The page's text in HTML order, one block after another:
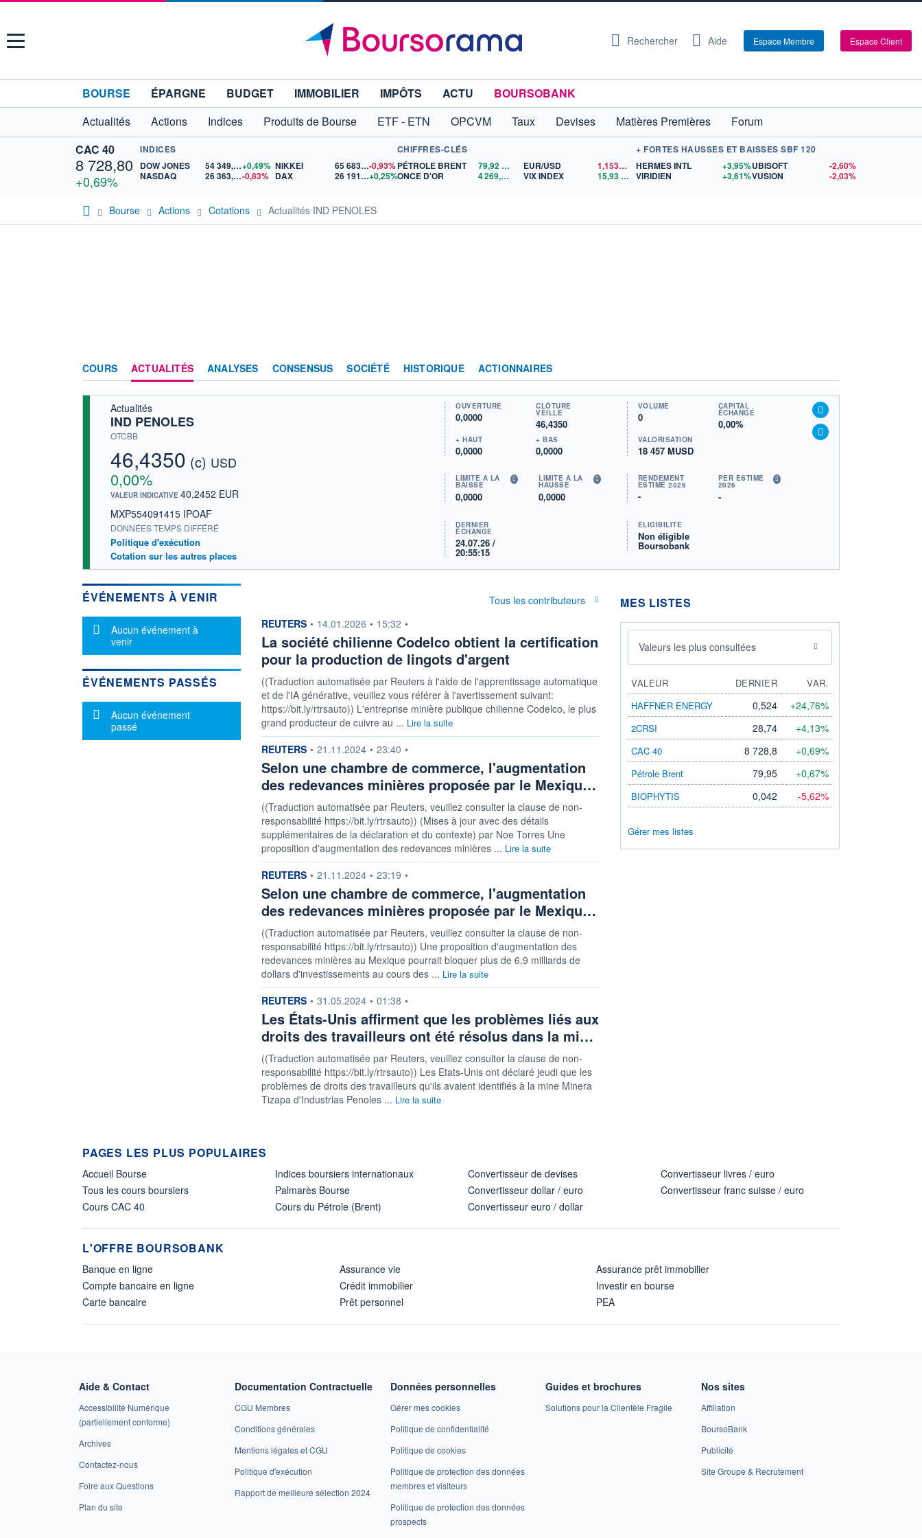
Menu Rechercher Aide Espace Membre Espace Client
BOURSE ÉPARGNE BUDGET IMMOBILIER IMPÔTS ACTU
BOURSOBANK
Actualités
Actions Indices Produits de Bourse ETF - ETN OPCVM Taux Devises Matières Premières
Forum
CAC 40
8 728,80
+0,69%
INDICES
DOW JONES
54 349,12+0,49%
NASDAQ
26 363,44-0,83%
NIKKEI 65 683,26-0,93%
DAX
26 191,48+0,25%
CHIFFRES-CLÉS
PÉTROLE BRENT
79,92$US
ONCE D'OR
4 269,22 $US
EUR/USD 1,1538$US
VIX INDEX
15,93$US
+ FORTES HAUSSES ET BAISSES SBF 120
HERMES INTL
+3,95%
VIRIDIEN
+3,61%
UBISOFT
-2,60%
VUSION
-2,03%
Bourse Actions Cotations Actualités IND PENOLES
COURS ACTUALITÉS ANALYSES CONSENSUS SOCIÉTÉ HISTORIQUE ACTIONNAIRES
Actualités
IND PENOLES
OTCBB
46,4350 (c) USD
0,00%
VALEUR INDICATIVE 40,2452 EUR
MXP554091415 IPOAF
DONNÉES TEMPS DIFFÉRÉ
Politique d'exécution
Cotation sur les autres places
OUVERTURE
0,0000
CLÔTURE
VEILLE
46,4350
+ HAUT
0,0000
+ BAS
0,0000
VOLUME
0
CAPITAL
ÉCHANGÉ
0,00%
VALORISATION
18 457 MUSD
LIMITE À LA
BAISSE
0,0000
LIMITE À LA
HAUSSE
0,0000
RENDEMENT
ESTIMÉ 2026
-
PER ESTIMÉ
2026
-
DERNIER
ÉCHANGE
24.07.26 /
20:55:15
ÉLIGIBILITÉ
Non éligible
Boursobank
ÉVÉNEMENTS À VENIR
Message d'information
Aucun événement à
venir
ÉVÉNEMENTS PASSÉS
Message d'information
Aucun événement
passé
Tous les contributeurs
information fournie par
REUTERS • 14.01.2026 • 15:32 •
La société chilienne Codelco obtient la certification
pour la production de lingots d'argent
((Traduction automatisée par Reuters à l'aide de l'apprentissage automatique
et de l'IA générative, veuillez vous référer à l'avertissement suivant:
https://bit.ly/rtrsauto)) L'entreprise minière publique chilienne Codelco, le plus
grand producteur de cuivre au ... Lire la suite
information fournie par
REUTERS • 21.11.2024 • 23:40 •
Selon une chambre de commerce, l'augmentation
des redevances minières proposée par le Mexiqu…
((Traduction automatisée par Reuters, veuillez consulter la clause de non-
responsabilité https://bit.ly/rtrsauto)) (Mises à jour avec des détails
supplémentaires de la déclaration et du contexte) par Noe Torres Une
proposition d'augmentation des redevances minières ... Lire la suite
information fournie par
REUTERS • 21.11.2024 • 23:19 •
Selon une chambre de commerce, l'augmentation
des redevances minières proposée par le Mexiqu…
((Traduction automatisée par Reuters, veuillez consulter la clause de non-
responsabilité https://bit.ly/rtrsauto)) Une proposition d'augmentation des
redevances minières au Mexique pourrait bloquer plus de 6,9 milliards de
dollars d'investissements au cours des ... Lire la suite
information fournie par
REUTERS • 31.05.2024 • 01:38 •
Les États-Unis affirment que les problèmes liés aux
droits des travailleurs ont été résolus dans la mi…
((Traduction automatisée par Reuters, veuillez consulter la clause de non-
responsabilité https://bit.ly/rtrsauto)) Les Etats-Unis ont déclaré jeudi que les
problèmes de droits des travailleurs qu'ils avaient identifiés à la mine Minera
Tizapa d'Industrias Penoles ... Lire la suite
MES LISTES
Valeurs les plus consultées
VALEUR DERNIER
VAR.
HAFFNER ENERGY
0,524 +24,76%
2CRSI 28,74 +4,13%
CAC 40 8 728,8 +0,69%
Pétrole Brent 79,95 +0,67%
BIOPHYTIS 0,042 -5,62%
Gérer mes listes
PAGES LES PLUS POPULAIRES
Accueil Bourse
Tous les cours boursiers
Cours CAC 40
Indices boursiers internationaux
Palmarès Bourse
Cours du Pétrole (Brent)
Convertisseur de devises
Convertisseur dollar / euro
Convertisseur euro / dollar
Convertisseur livres / euro
Convertisseur franc suisse / euro
L'OFFRE BOURSOBANK
Banque en ligne
Compte bancaire en ligne
Carte bancaire
Assurance vie
Crédit immobilier
Prêt personnel
Assurance prêt immobilier
Investir en bourse
PEA
Aide & Contact
Accessibilité Numérique
(partiellement conforme)
Archives
Contactez-nous
Foire aux Questions
Plan du site
Documentation Contractuelle
CGU Membres
Conditions générales
Mentions légales et CGU
Politique d'exécution
Rapport de meilleure sélection 2024
Données personnelles
Gérer mes cookies
Politique de confidentialité
Politique de cookies
Politique de protection des données
membres et visiteurs
Politique de protection des données
prospects
Guides et brochures
Solutions pour la Clientèle Fragile
Nos sites
Affiliation
BoursoBank
Publicité
Site Groupe & Recrutement